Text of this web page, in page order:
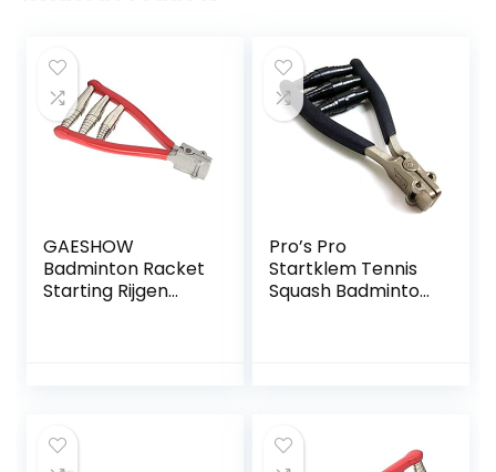
GAESHOW
Badminton Racket
Starting Rijgen
Pro’s Pro
Startklem Tennis
Squash Badminton